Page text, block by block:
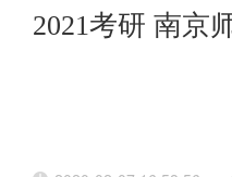
2021考研 南京